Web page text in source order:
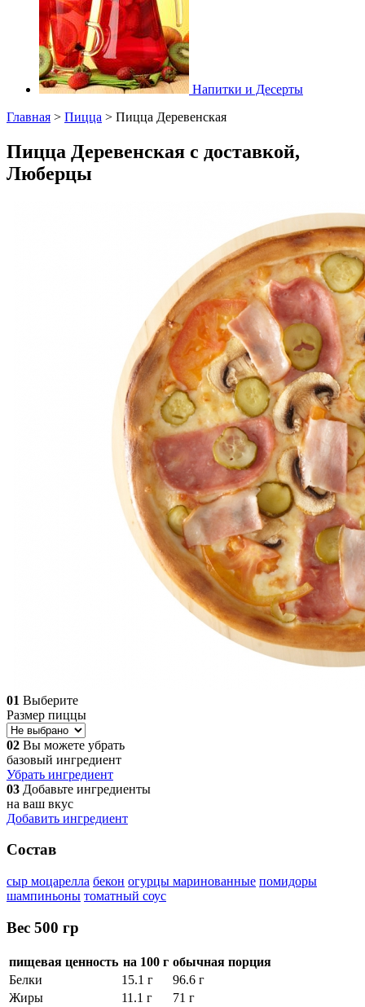
Напитки и Десерты
Главная > Пицца > Пицца Деревенская
Пицца Деревенская с доставкой,
Люберцы
01 Выберите
Размер пиццы
02 Вы можете убрать
базовый ингредиент
Убрать ингредиент
03 Добавьте ингредиенты
на ваш вкус
Добавить ингредиент
Состав
сыр моцарелла бекон огурцы маринованные помидоры
шампиньоны томатный соус
Вес 500 гр
пищевая ценность на 100 г обычная порция
Белки
15.1 г
96.6 г
Жиры
11.1 г
71 г